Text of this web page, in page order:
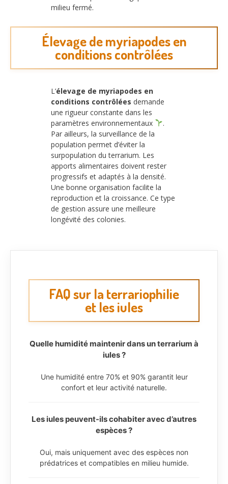
milieu fermé.
Élevage de myriapodes en
conditions contrôlées
L’élevage de myriapodes en
conditions contrôlées demande
une rigueur constante dans les
paramètres environnementaux
.
Par ailleurs, la surveillance de la
population permet d’éviter la
surpopulation du terrarium. Les
apports alimentaires doivent rester
progressifs et adaptés à la densité.
Une bonne organisation facilite la
reproduction et la croissance. Ce type
de gestion assure une meilleure
longévité des colonies.
FAQ sur la terrariophilie
et les iules
Quelle humidité maintenir dans un terrarium à
iules ?
Une humidité entre 70% et 90% garantit leur
confort et leur activité naturelle.
Les iules peuvent-ils cohabiter avec d’autres
espèces ?
Oui, mais uniquement avec des espèces non
prédatrices et compatibles en milieu humide.